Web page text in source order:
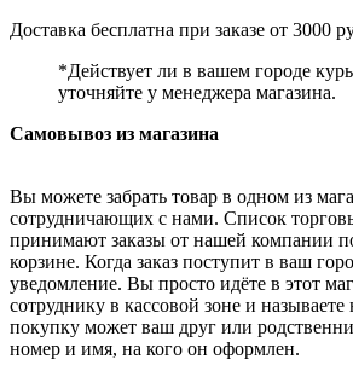
Доставка бесплатна при заказе от 3000
*Действует ли в вашем городе
уточняйте у менеджера магазина.
Самовывоз из магазина
Вы можете забрать товар в одном из
сотрудничающих с нами. Список
принимают заказы от нашей компании
корзине. Когда заказ поступит в ваш
уведомление. Вы просто идёте в этот
сотруднику в кассовой зоне и называете
покупку может ваш друг или
номер и имя, на кого он оформлен.